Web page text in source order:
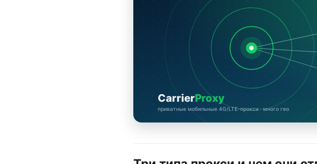
CarrierProxy
приватные мобильные 4G/LTE-прокси · много гео